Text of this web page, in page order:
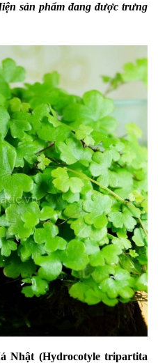
sản phẩm đang được trưng
Nhật (Hydrocotyle tripartita